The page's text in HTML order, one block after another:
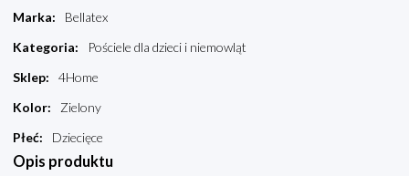
Marka:
Bellatex
Kategoria:
Pościele dla dzieci i niemowląt
Sklep:
4Home
Kolor:
Zielony
Płeć: Dziecięce
Opis produktu